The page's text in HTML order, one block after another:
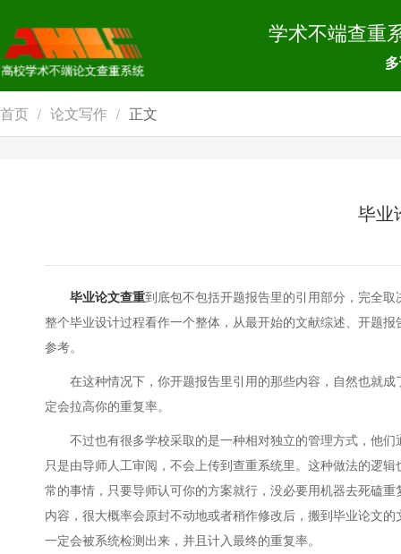
学术不端查重
首页 / 论文写作 / 正文
毕业
毕业论文查重到底包不包括开题报告里的引用部分，完全
整个毕业设计过程看作一个整体，从最开始的文献综述、开题
参考。
在这种情况下，你开题报告里引用的那些内容，自然也就
定会拉高你的重复率。
不过也有很多学校采取的是一种相对独立的管理方式，他
只是由导师人工审阅，不会上传到查重系统里。这种做法的逻
常的事情，只要导师认可你的方案就行，没必要用机器去死磕
内容，很大概率会原封不动地或者稍作修改后，搬到毕业论文
一定会被系统检测出来，并且计入最终的重复率。